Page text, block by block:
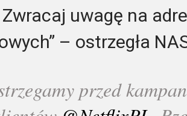
uwagę na
– ostrzegła
przed